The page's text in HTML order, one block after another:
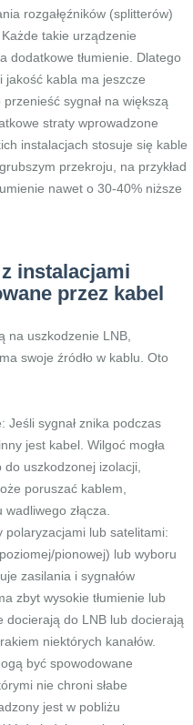
rozgałęźników (splitterów)
takie urządzenie
dodatkowe tłumienie. Dlatego
jakość kabla ma jeszcze
sygnał na większą
straty wprowadzone
instalacjach stosuje się kable
przekroju, na przykład
nawet o 30-40% niższe
instalacjami
przez kabel
na uszkodzenie LNB,
swoje źródło w kablu. Oto
Jeśli sygnał znika podczas
jest kabel. Wilgoć mogła
uszkodzonej izolacji,
poruszać kablem,
złącza.
polaryzacjami lub satelitami:
pionowej) lub wyboru
zasilania i sygnałów
zbyt wysokie tłumienie lub
docierają do LNB lub docierają
niektórych kanałów.
być spowodowane
nie chroni słabe
jest w pobliżu